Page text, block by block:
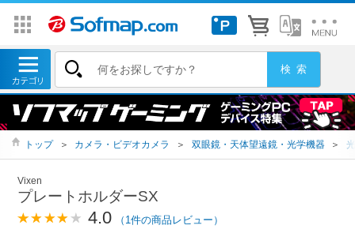
トップ ＞ カメラ・ビデオカメラ ＞ 双眼鏡・天体望遠鏡・光学機器 ＞
Vixen
プレートホルダーSX
4.0 （1件の商品レビュー）